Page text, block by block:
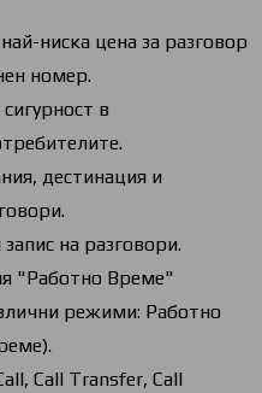
ниска цена за разговор
номер.
в
дестинация и
на разговори.
"Работно Време"
режими: Работно
Call Transfer, Call